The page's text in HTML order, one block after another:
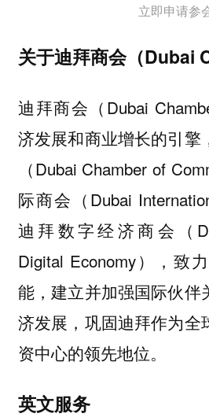
立即申请参
关于迪拜商会（Dubai
迪拜商会（Dubai
济发展和商业增长的引擎
（Dubai Chamber of
际商会（Dubai
迪拜数字经济商会（
Digital Economy），致
能，建立并加强国际伙伴
济发展，巩固迪拜作为全
资中心的领先地位。
英文服务